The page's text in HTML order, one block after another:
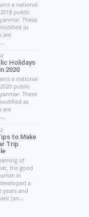
a national
public
These
as
are
Holidays
2020
a national
public
These
as
are
to Make
Trip
of
the good
in
a
years and
(an...